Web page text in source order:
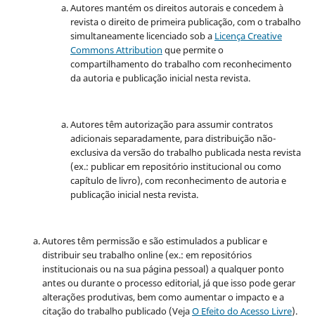
Autores mantém os direitos autorais e concedem à
revista o direito de primeira publicação, com o trabalho
simultaneamente licenciado sob a Licença Creative
Commons Attribution que permite o
compartilhamento do trabalho com reconhecimento
da autoria e publicação inicial nesta revista.
Autores têm autorização para assumir contratos
adicionais separadamente, para distribuição não-
exclusiva da versão do trabalho publicada nesta revista
(ex.: publicar em repositório institucional ou como
capítulo de livro), com reconhecimento de autoria e
publicação inicial nesta revista.
Autores têm permissão e são estimulados a publicar e
distribuir seu trabalho online (ex.: em repositórios
institucionais ou na sua página pessoal) a qualquer ponto
antes ou durante o processo editorial, já que isso pode gerar
alterações produtivas, bem como aumentar o impacto e a
citação do trabalho publicado (VejaO Efeito do Acesso Livre).